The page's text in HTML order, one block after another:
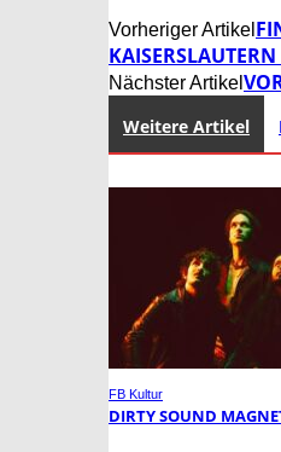
Vorheriger Artikel
Nächster Artikel
Weitere Artikel
FB Kultur
DIRTY SOUND